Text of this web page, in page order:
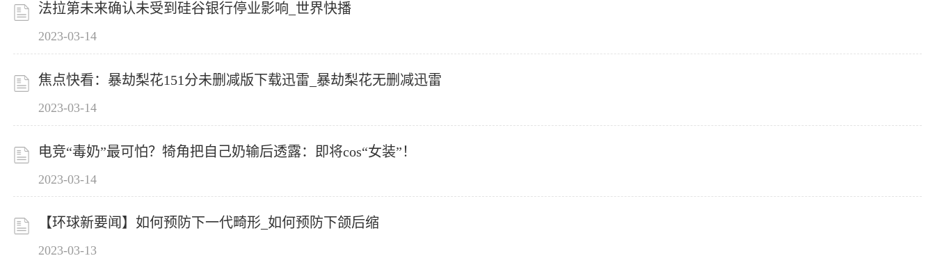
法拉第未来确认未受到硅谷银行停业影响_世界快播
2023-03-14
焦点快看：暴劫梨花151分未删减版下载迅雷_暴劫梨花无删减迅雷
2023-03-14
电竞“毒奶”最可怕？犄角把自己奶输后透露：即将cos“女装”！
2023-03-14
【环球新要闻】如何预防下一代畸形_如何预防下颌后缩
2023-03-13